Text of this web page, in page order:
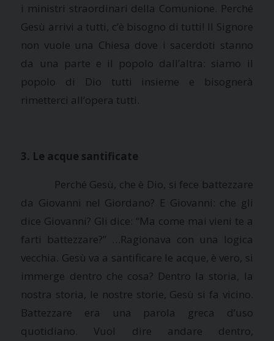
i ministri straordinari della Comunione. Perché
Gesù arrivi a tutti, c’è bisogno di tutti! Il Signore
non vuole una Chiesa dove i sacerdoti stanno
da una parte e il popolo dall’altra: siamo il
popolo di Dio tutti insieme e bisognerà
rimetterci all’opera tutti.
3. Le acque santificate
Perché Gesù, che è Dio, si fece battezzare
da Giovanni nel Giordano? E Giovanni: che gli
dice Giovanni? Gli dice: “Ma come mai vieni te a
farti battezzare?” …Ragionava con una logica
vecchia. Gesù va a santificare le acque, è vero, si
immerge dentro che cosa? Dentro la storia, la
nostra storia, le nostre storie, Gesù si fa vicino.
Battezzare era una parola greca d’uso
quotidiano. Vuol dire andare dentro,